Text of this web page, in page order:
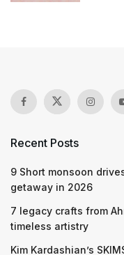
Recent Posts
9 Short monsoon
getaway in 2026
7 legacy crafts from
timeless artistry
Kim Kardashian’s